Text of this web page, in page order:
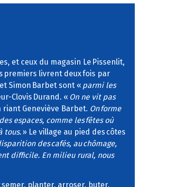
et ceux du magasin Le Pissenlit,
premiers livrent deux fois par
Simon Barbet sont « parmi les
Clovis Durand. « On ne vit pas
riant Geneviève Barbet. On forme
espaces, comme les fêtes où
tous.» Le village au pied des côtes
des cafés, au chômage,
difficile. En milieu rural, nous
planter, arroser, buter,